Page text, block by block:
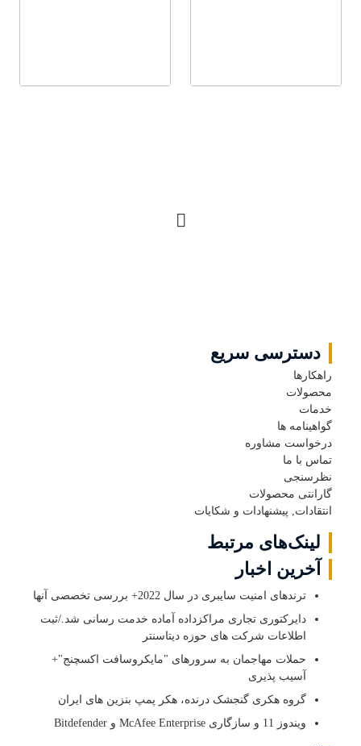
دسترسی سریع
راهکارها
محصولات
خدمات
گواهینامه ها
درخواست مشاوره
تماس با ما
نظرسنجی
گارانتی محصولات
انتقادات, پیشنهادات و شکایات
لینک‌های مرتبط
آخرین اخبار
ترندهای امنیت سایبری در سال 2022+ بررسی تخصصی آنها
دایرکتوری تجاری مراکزداده آماده خدمت رسانی شد./ثبت
اطلاعات شرکت های حوزه دیتاسنتر
حملات مهاجمان به سرورهای "مایکروسافت اکسچنج"+
آسیب پذیری
گروه هکری گنجشک درنده، هکر پمپ بنزین های ایران
ویندوز 11 و سازگاری McAfee Enterprise و Bitdefender